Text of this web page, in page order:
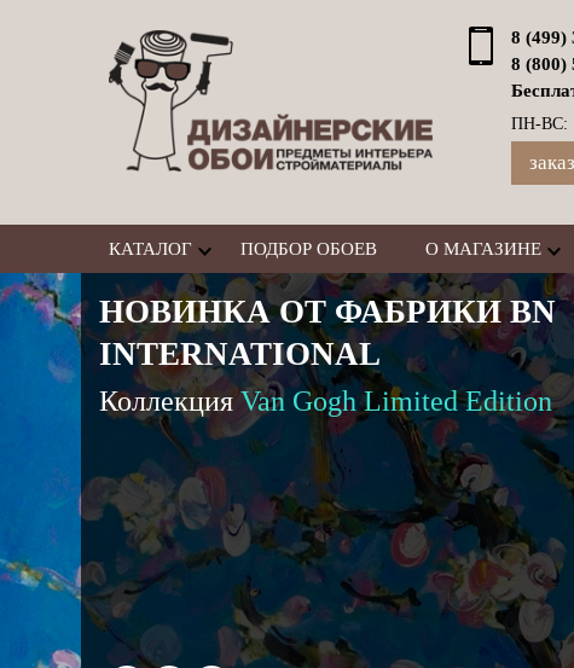
8 (499)
8 (800)
ПН-ВС:
КАТАЛОГ ПОДБОР ОБОЕВ О МАГАЗИНЕ
НОВИНКА ОТ ФАБРИКИ BN
INTERNATIONAL
КоллекцияVan Gogh Limited Edition